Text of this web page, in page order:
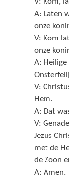
V: Kom,
A: Laten
onze
V: Kom
onze
A: Heilige
V:
Hem.
A: Dat
V:
Jezus
met de
de Zoon
A: Amen.